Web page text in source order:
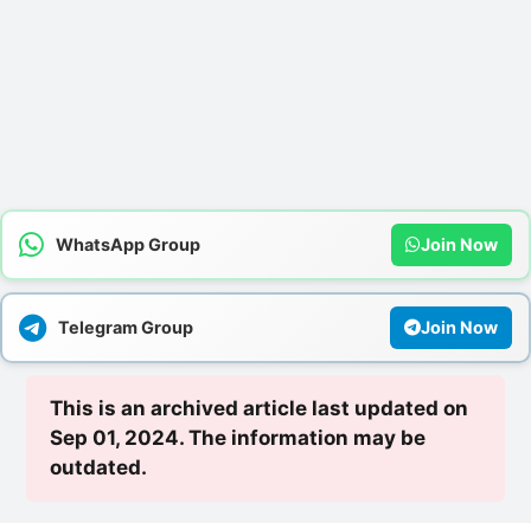
WhatsApp Group Join Now
Telegram Group Join Now
This is an archived article last updated on
Sep 01, 2024. The information may be
outdated.